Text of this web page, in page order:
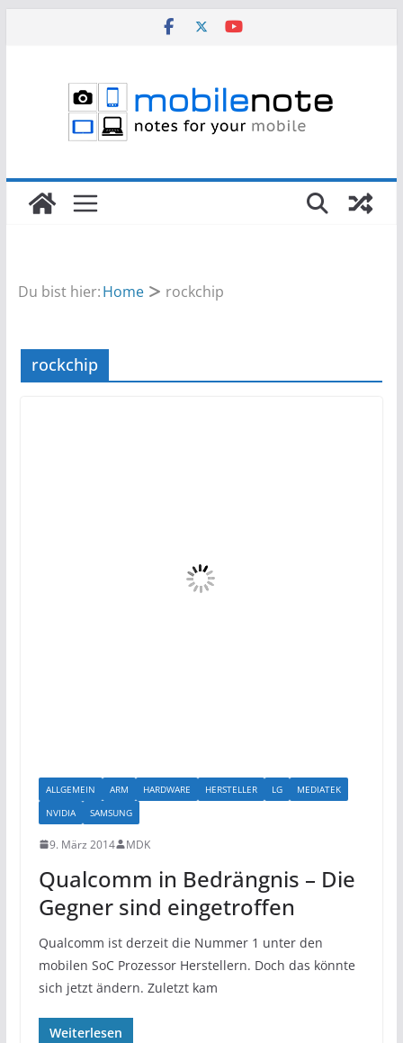
Du bist hier:Home rockchip
rockchip
ALLGEMEIN ARM HARDWARE HERSTELLER LG
MEDIATEK
NVIDIA
SAMSUNG
9. März 2014 MDK
Qualcomm in Bedrängnis – Die
Gegner sind eingetroffen
Qualcomm ist derzeit die Nummer 1 unter den
mobilen SoC Prozessor Herstellern. Doch das könnte
sich jetzt ändern. Zuletzt kam
Weiterlesen